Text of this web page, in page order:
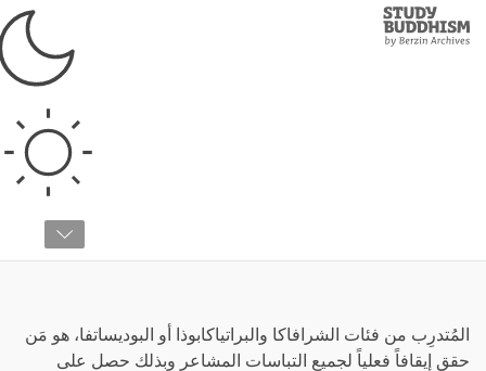
Study
Buddhism
المُتدرِب من فئات الشرافاكا والبراتياكابوذا أو البوديساتفا، هو مَن
حقق إيقافاً فعلياً لجميع التباسات المشاعر وبذلك حصل على